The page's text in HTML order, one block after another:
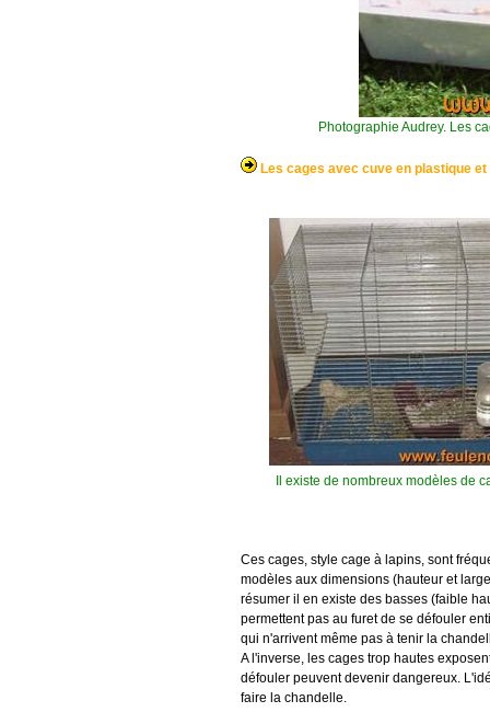
Photographie Audrey. Les
Les cages avec cuve en plastique
Il existe de nombreux modèles de
Ces cages, style cage à lapins, sont
modèles aux dimensions (hauteur et
résumer il en existe des basses (faible
permettent pas au furet de se défouler
qui n'arrivent même pas à tenir la
A l'inverse, les cages trop hautes
défouler peuvent devenir dangereux.
faire la chandelle.